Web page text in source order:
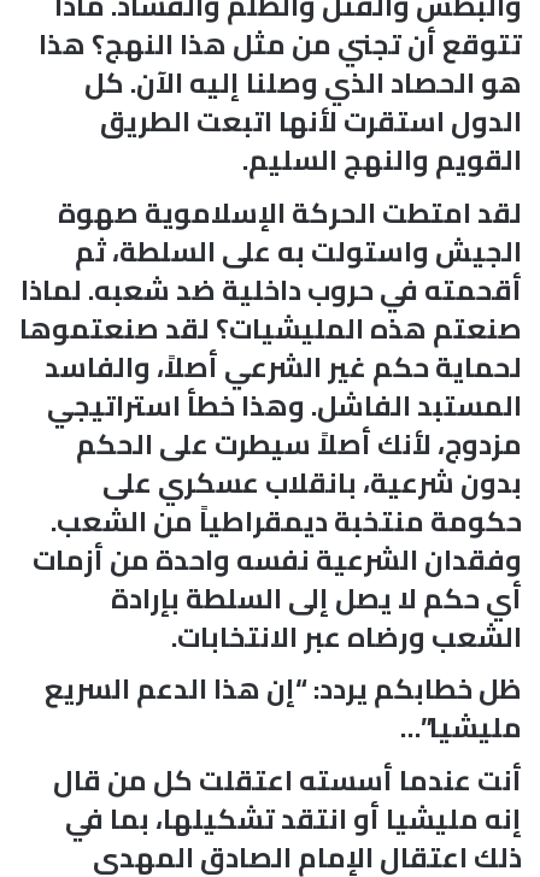
تتوقع أن تجني من مثل هذا النهج؟ هذا
هو الحصاد الذي وصلنا إليه الآن. كل
الدول استقرت لأنها اتبعت الطريق
القويم والنهج السليم.
لقد امتطت الحركة الإسلاموية صهوة
الجيش واستولت به على السلطة، ثم
أقحمته في حروب داخلية ضد شعبه. لماذا
صنعتم هذه المليشيات؟ لقد صنعتموها
لحماية حكم غير الشرعي أصلاً، والفاسد
المستبد الفاشل. وهذا خطأ استراتيجي
مزدوج، لأنك أصلاً سيطرت على الحكم
بدون شرعية، بانقلاب عسكري على
حكومة منتخبة ديمقراطياً من الشعب.
وفقدان الشرعية نفسه واحدة من أزمات
أي حكم لا يصل إلى السلطة بإرادة
الشعب ورضاه عبر الانتخابات.
ظل خطابكم يردد: “إن هذا الدعم السريع
مليشيا”…
أنت عندما أسسته اعتقلت كل من قال
إنه مليشيا أو انتقد تشكيلها، بما في
ذلك اعتقال الإمام الصادق المهدي